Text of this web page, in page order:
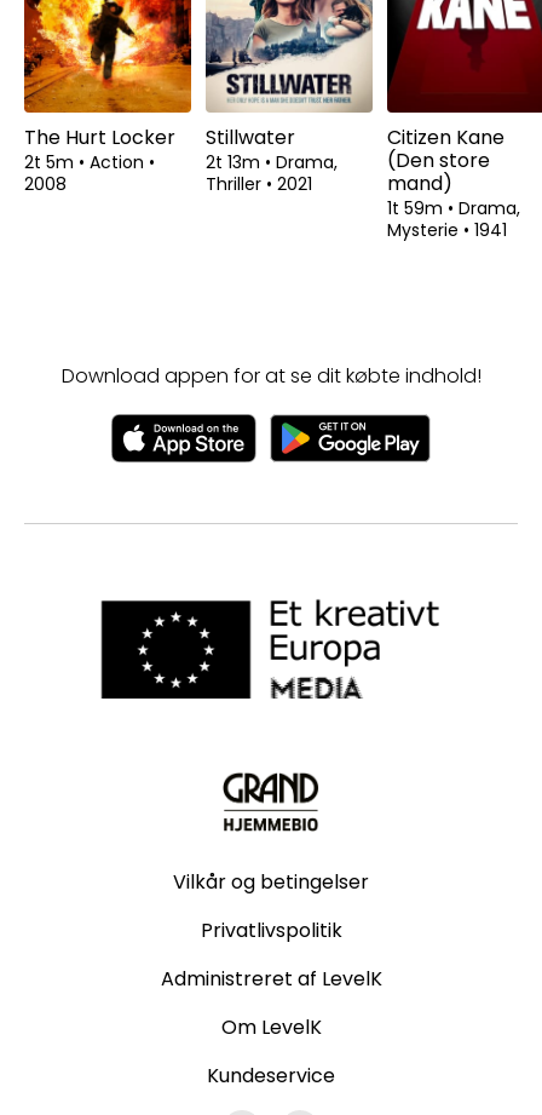
The Hurt Locker
2t 5m • Action •
2008
Stillwater
2t 13m • Drama,
Thriller • 2021
Citizen Kane
(Den store
mand)
1t 59m • Drama,
Mysterie • 1941
Download appen for at se dit købte indhold!
Vilkår og betingelser
Privatlivspolitik
Administreret af LevelK
Om LevelK
Kundeservice